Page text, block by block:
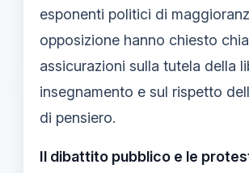
esponenti politici di
opposizione hanno chiesto
assicurazioni sulla tutela della
insegnamento e sul rispetto
di pensiero.
Il dibattito pubblico e le